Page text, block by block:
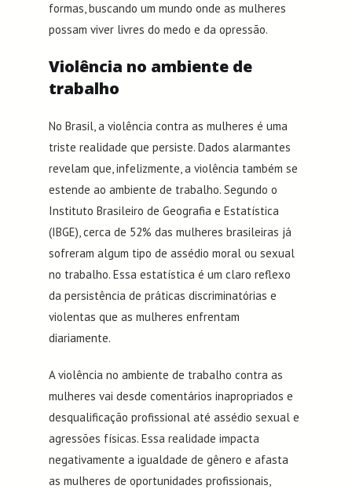
formas, buscando um mundo onde as mulheres
possam viver livres do medo e da opressão.
Violência no ambiente de
trabalho
No Brasil, a violência contra as mulheres é uma
triste realidade que persiste. Dados alarmantes
revelam que, infelizmente, a violência também se
estende ao ambiente de trabalho. Segundo o
Instituto Brasileiro de Geografia e Estatística
(IBGE), cerca de 52% das mulheres brasileiras já
sofreram algum tipo de assédio moral ou sexual
no trabalho. Essa estatística é um claro reflexo
da persistência de práticas discriminatórias e
violentas que as mulheres enfrentam
diariamente.
A violência no ambiente de trabalho contra as
mulheres vai desde comentários inapropriados e
desqualificação profissional até assédio sexual e
agressões físicas. Essa realidade impacta
negativamente a igualdade de gênero e afasta
as mulheres de oportunidades profissionais,